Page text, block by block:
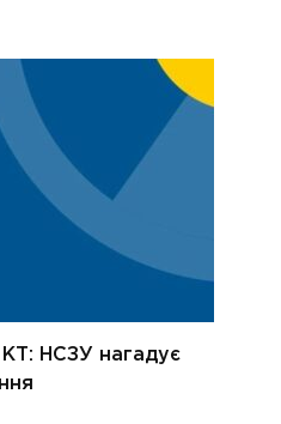
НСЗУ нагадує